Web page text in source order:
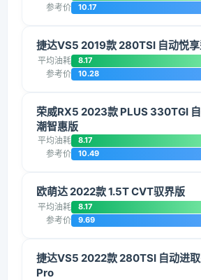
参考价 10.17
捷达VS5 2019款 280TSI 自动悦
平均油耗 8.17
参考价 10.28
荣威RX5 2023款 PLUS 330TGI
潮智惠版
平均油耗 8.17
参考价 10.49
欧萌达 2022款 1.5T CVT驭界版
平均油耗 8.17
参考价 9.69
捷达VS5 2022款 280TSI 自动进
Pro